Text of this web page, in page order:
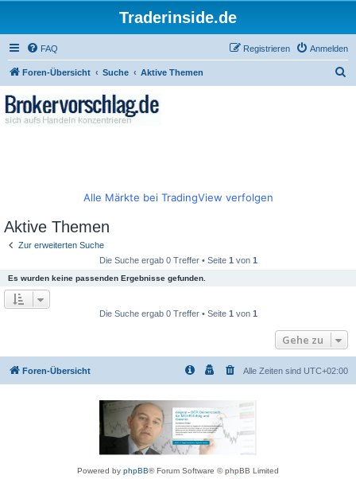
Traderinside.de
FAQ Anmelden
Registrieren
Foren-Übersicht Suche Aktive Themen
Alle Märkte bei TradingView verfolgen
Aktive Themen
Zur erweiterten Suche
Die Suche ergab 0 Treffer • Seite 1 von 1
Es wurden keine passenden Ergebnisse gefunden.
Die Suche ergab 0 Treffer • Seite 1 von 1
Gehe zu
Foren-Übersicht Alle Zeiten sind UTC+02:00
Powered by phpBB® Forum Software © phpBB Limited